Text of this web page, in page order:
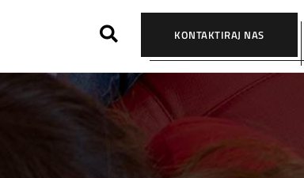
KONTAKTIRAJ NAS